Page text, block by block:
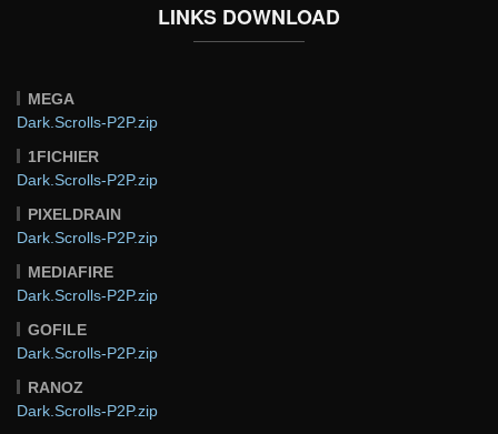
LINKS DOWNLOAD
MEGA
Dark.Scrolls-P2P.zip
1FICHIER
Dark.Scrolls-P2P.zip
PIXELDRAIN
Dark.Scrolls-P2P.zip
MEDIAFIRE
Dark.Scrolls-P2P.zip
GOFILE
Dark.Scrolls-P2P.zip
RANOZ
Dark.Scrolls-P2P.zip